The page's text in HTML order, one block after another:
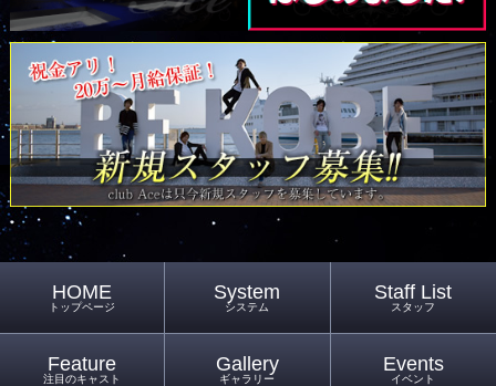
HOME
トップページ
System
システム
Staff List
スタッフ
Feature
注目のキャスト
Gallery
ギャラリー
Events
イベント